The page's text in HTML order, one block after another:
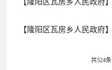
【隆阳区瓦房乡人民政府】
共524条